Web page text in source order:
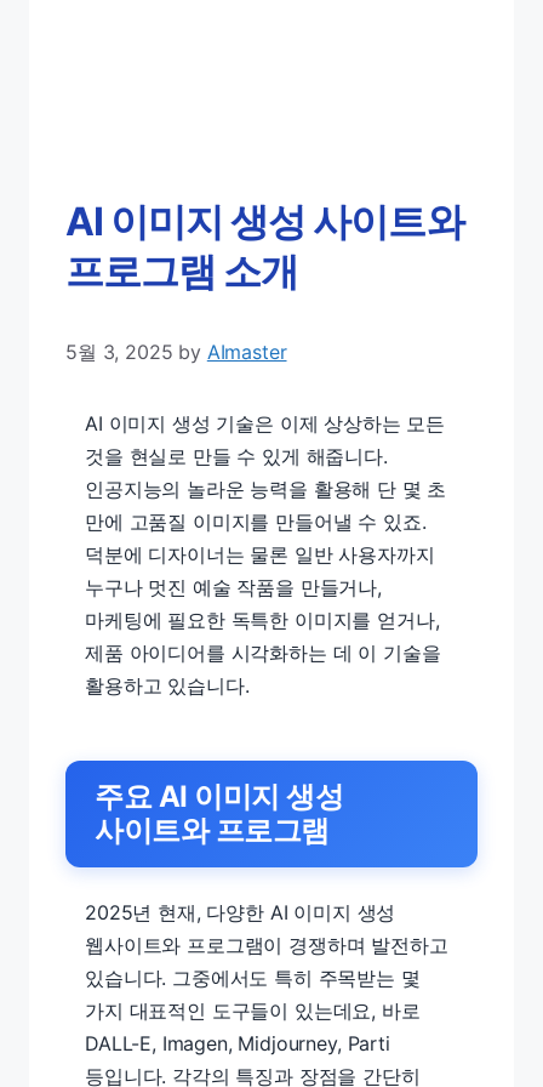
AI 이미지 생성 사이트와
프로그램 소개
5월 3, 2025 by AImaster
AI 이미지 생성 기술은 이제 상상하는 모든
것을 현실로 만들 수 있게 해줍니다.
인공지능의 놀라운 능력을 활용해 단 몇 초
만에 고품질 이미지를 만들어낼 수 있죠.
덕분에 디자이너는 물론 일반 사용자까지
누구나 멋진 예술 작품을 만들거나,
마케팅에 필요한 독특한 이미지를 얻거나,
제품 아이디어를 시각화하는 데 이 기술을
활용하고 있습니다.
주요 AI 이미지 생성
사이트와 프로그램
2025년 현재, 다양한 AI 이미지 생성
웹사이트와 프로그램이 경쟁하며 발전하고
있습니다. 그중에서도 특히 주목받는 몇
가지 대표적인 도구들이 있는데요, 바로
DALL-E, Imagen, Midjourney, Parti
등입니다. 각각의 특징과 장점을 간단히